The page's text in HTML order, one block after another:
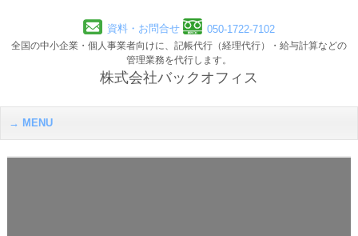
資料・お問合せ 050-1722-7102
全国の中小企業・個人事業者向けに、記帳代行（経理代行）・給与計算などの
管理業務を代行します。
株式会社バックオフィス
MENU